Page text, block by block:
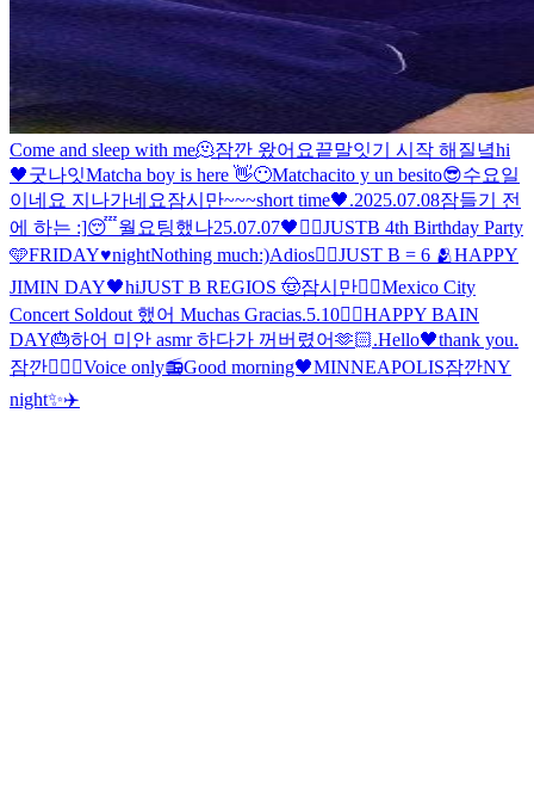
Come and sleep with me🫠잠깐 왔어요끝말잇기 시작 해질녘hi
🖤굿나잇Matcha boy is here 👋😶Matchacito y un besito😎수요일
이네요 지나가네요잠시만~~~short time🖤.2025.07.08잠들기 전
에 하는 :]😴월요팅했나25.07.07🖤 ✌🏻JUSTB 4th Birthday Party
🩵FRIDAY♥nightNothing much:)Adios🖐🏻JUST B = 6 🫂HAPPY
JIMIN DAY🖤hiJUST B REGIOS 🤠잠시만🖐🏻Mexico City
Concert Soldout 했어 Muchas Gracias.5.10🖐🏻HAPPY BAIN
DAY🎂하어 미안 asmr 하다가 꺼버렸어🫶🏻.Hello🖤thank you.
잠깐🖐🏻 🖤Voice only📻Good morning🖤MINNEAPOLIS잠깐NY
night✨✈️